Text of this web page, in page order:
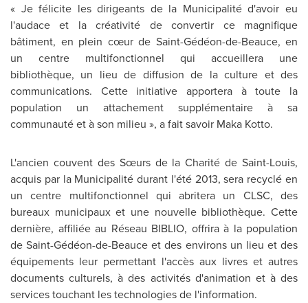
« Je félicite les dirigeants de la Municipalité d'avoir eu
l'audace et la créativité de convertir ce magnifique
bâtiment, en plein cœur de Saint-Gédéon-de-Beauce, en
un centre multifonctionnel qui accueillera une
bibliothèque, un lieu de diffusion de la culture et des
communications. Cette initiative apportera à toute la
population un attachement supplémentaire à sa
communauté et à son milieu », a fait savoir Maka Kotto.
L'ancien couvent des Sœurs de la Charité de Saint-Louis,
acquis par la Municipalité durant l'été 2013, sera recyclé en
un centre multifonctionnel qui abritera un CLSC, des
bureaux municipaux et une nouvelle bibliothèque. Cette
dernière, affiliée au Réseau BIBLIO, offrira à la population
de Saint-Gédéon-de-Beauce et des environs un lieu et des
équipements leur permettant l'accès aux livres et autres
documents culturels, à des activités d'animation et à des
services touchant les technologies de l'information.